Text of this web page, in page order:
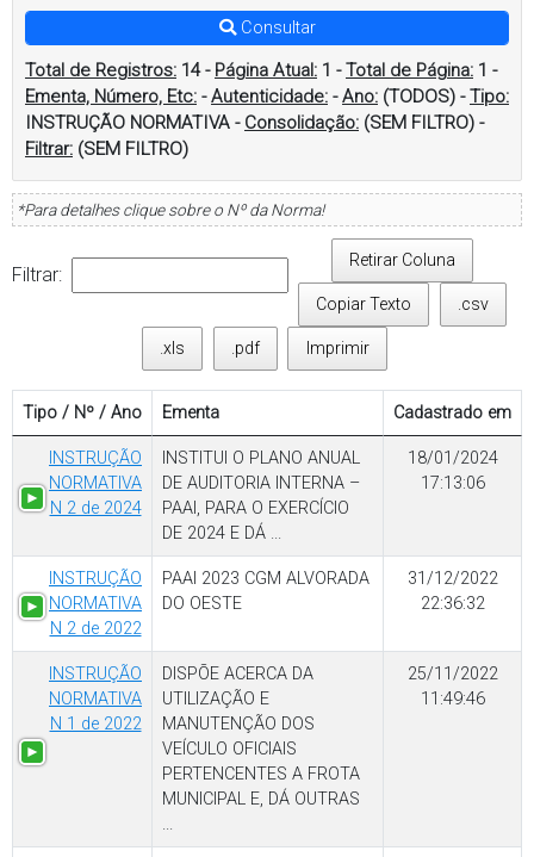
Consultar
Total de Registros: 14- Página Atual: 1 -Total de Página: 1 -
Ementa, Número, Etc: -Autenticidade: -Ano: (TODOS) -Tipo:
INSTRUÇÃO NORMATIVA - Consolidação: (SEM FILTRO) -
Filtrar: (SEM FILTRO)
*Para detalhes clique sobre o Nº da Norma!
Filtrar:
Retirar Coluna
Copiar Texto .csv
.xls .pdf Imprimir
Tipo / Nº / Ano Ementa Cadastrado em
INSTRUÇÃO
NORMATIVA
N 2 de 2024
INSTITUI O PLANO ANUAL
DE AUDITORIA INTERNA –
PAAI, PARA O EXERCÍCIO
DE 2024 E DÁ ...
18/01/2024
17:13:06
INSTRUÇÃO
NORMATIVA
N 2 de 2022
PAAI 2023 CGM ALVORADA
DO OESTE
31/12/2022
22:36:32
INSTRUÇÃO
NORMATIVA
N 1 de 2022
DISPÕE ACERCA DA
UTILIZAÇÃO E
MANUTENÇÃO DOS
VEÍCULO OFICIAIS
PERTENCENTES A FROTA
MUNICIPAL E, DÁ OUTRAS
...
25/11/2022
11:49:46